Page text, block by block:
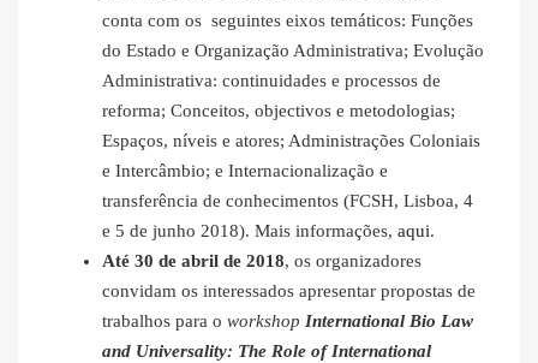
conta com os seguintes eixos temáticos: Funções
do Estado e Organização Administrativa; Evolução
Administrativa: continuidades e processos de
reforma; Conceitos, objectivos e metodologias;
Espaços, níveis e atores; Administrações Coloniais
e Intercâmbio; e Internacionalização e
transferência de conhecimentos (FCSH, Lisboa, 4
e 5 de junho 2018). Mais informações, aqui.
Até 30 de abril de 2018, os organizadores
convidam os interessados apresentar propostas de
trabalhos para o workshop International Bio Law
and Universality: The Role of International